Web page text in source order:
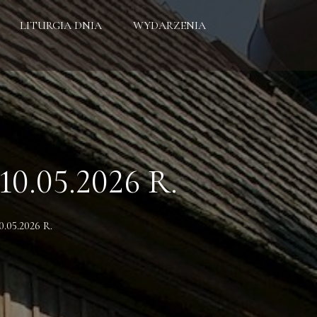
LITURGIA DNIA
WYDARZENIA
R.
R.